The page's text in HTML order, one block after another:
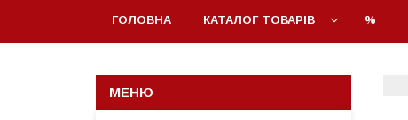
ГОЛОВНА КАТАЛОГ ТОВАРІВ %